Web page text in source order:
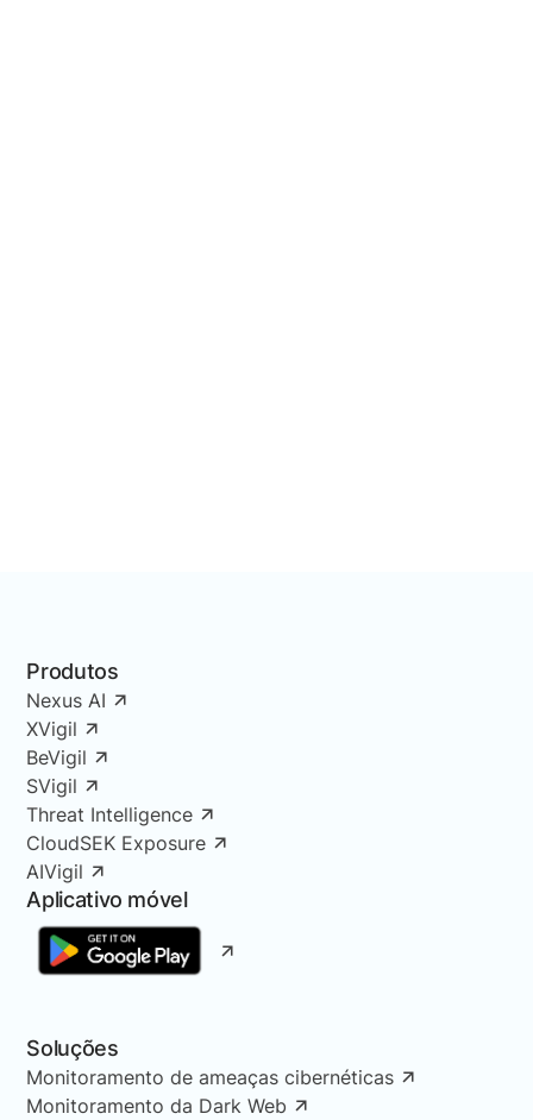
Produtos
Nexus AI
XVigil
BeVigil
SVigil
Threat Intelligence
CloudSEK Exposure
AIVigil
Aplicativo móvel
Soluções
Monitoramento de ameaças cibernéticas
Monitoramento da Dark Web